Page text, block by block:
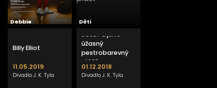
Debbie
Billy Elliot
11.05.2019
Divadlo J. K. Tyla
Děti
Josef a jeho
úžasný
pestrobarevný
plášť
01.12.2018
Divadlo J. K. Tyla